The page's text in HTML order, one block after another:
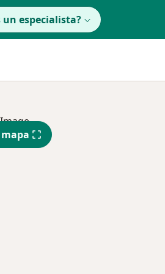
un especialista?